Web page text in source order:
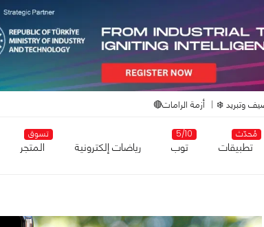
وتبريد ❄️ أزمة الرامات🔴
مُحدّث
تطبيقات
5/10
توب رياضات إلكترونية
تسوق
المتجر